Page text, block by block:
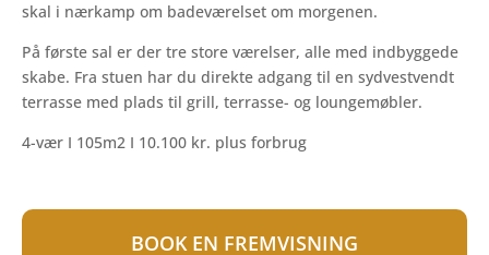
skal i nærkamp om badeværelset om morgenen.
På første sal er der tre store værelser, alle med indbyggede
skabe. Fra stuen har du direkte adgang til en sydvestvendt
terrasse med plads til grill, terrasse- og loungemøbler.
4-vær I 105m2 I 10.100 kr. plus forbrug
BOOK EN FREMVISNING